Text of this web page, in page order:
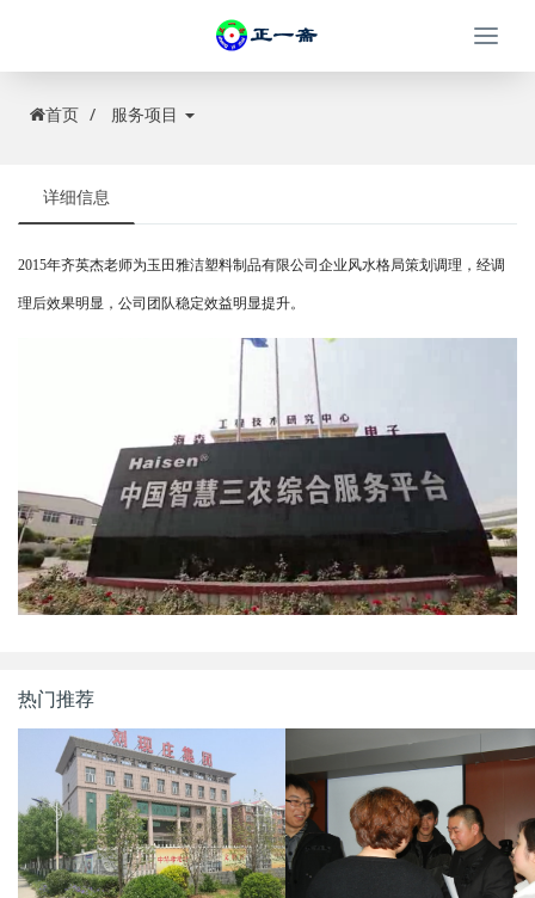
首页 服务项目
详细信息
2015年齐英杰老师为玉田雅洁塑料制品有限公司企业风水格局策划调理，经调
理后效果明显，公司团队稳定效益明显提升。
热门推荐